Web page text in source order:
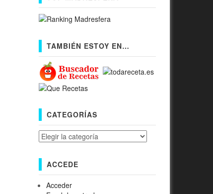
TAMBIÉN ESTOY EN…
CATEGORÍAS
Categorías
ACCEDE
Acceder